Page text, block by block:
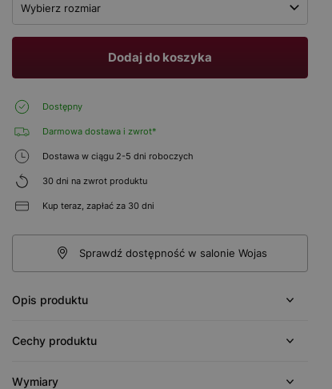
Wybierz rozmiar
Dodaj do koszyka
Dostępny
Darmowa dostawa i zwrot*
Dostawa w ciągu 2-5 dni roboczych
30 dni na zwrot produktu
Kup teraz, zapłać za 30 dni
Sprawdź dostępność w salonie Wojas
Opis produktu
Cechy produktu
Wymiary